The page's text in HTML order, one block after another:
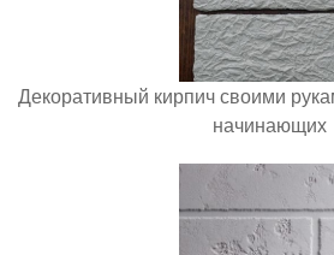
Декоративный кирпич своими
начинающих